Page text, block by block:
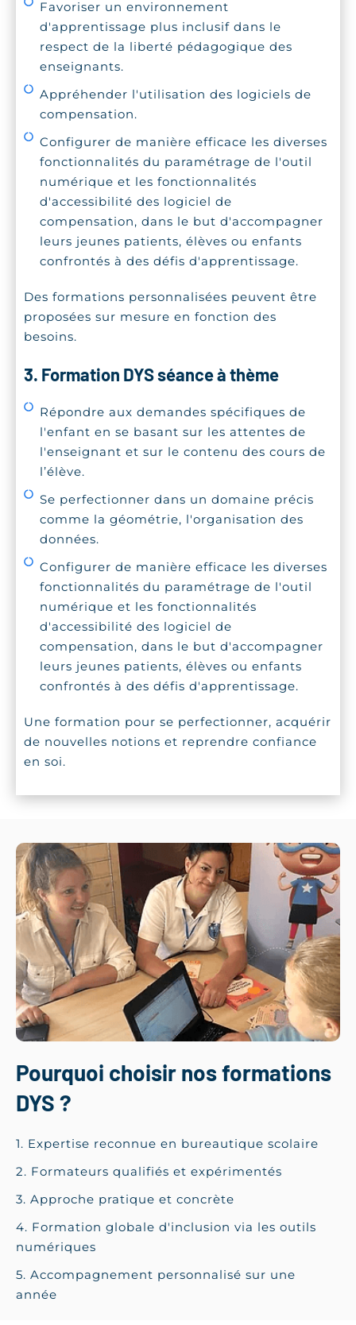
Favoriser un environnement
d'apprentissage plus inclusif dans le
respect de la liberté pédagogique des
enseignants.
Appréhender l'utilisation des logiciels de
compensation.
Configurer de manière efficace les diverses
fonctionnalités du paramétrage de l'outil
numérique et les fonctionnalités
d'accessibilité des logiciel de
compensation, dans le but d'accompagner
leurs jeunes patients, élèves ou enfants
confrontés à des défis d'apprentissage.
Des formations personnalisées peuvent être
proposées sur mesure en fonction des
besoins.
3. Formation DYS séance à thème
Répondre aux demandes spécifiques de
l'enfant en se basant sur les attentes de
l'enseignant et sur le contenu des cours de
l’élève.
Se perfectionner dans un domaine précis
comme la géométrie, l'organisation des
données.
Configurer de manière efficace les diverses
fonctionnalités du paramétrage de l'outil
numérique et les fonctionnalités
d'accessibilité des logiciel de
compensation, dans le but d'accompagner
leurs jeunes patients, élèves ou enfants
confrontés à des défis d'apprentissage.
Une formation pour se perfectionner, acquérir
de nouvelles notions et reprendre confiance
en soi.
Pourquoi choisir nos formations
DYS ?
1. Expertise reconnue en bureautique scolaire
2. Formateurs qualifiés et expérimentés
3. Approche pratique et concrète
4. Formation globale d'inclusion via les outils
numériques
5. Accompagnement personnalisé sur une
année